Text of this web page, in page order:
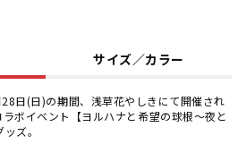
サイズ／カラー
日(日)の期間、浅草花やしきにて開催され
ボイベント【ヨルハナと希望の球根～夜と
ズ。